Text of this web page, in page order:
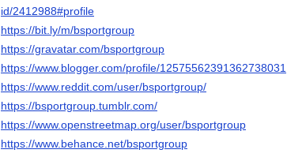
id/2412988#profile
https://bit.ly/m/bsportgroup
https://gravatar.com/bsportgroup
https://www.blogger.com/profile/12575562391362738031
https://www.reddit.com/user/bsportgroup/
https://bsportgroup.tumblr.com/
https://www.openstreetmap.org/user/bsportgroup
https://www.behance.net/bsportgroup